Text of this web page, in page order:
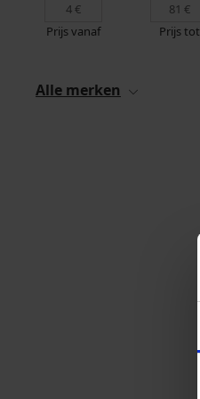
Prijs vanaf Prijs tot
Alle merken